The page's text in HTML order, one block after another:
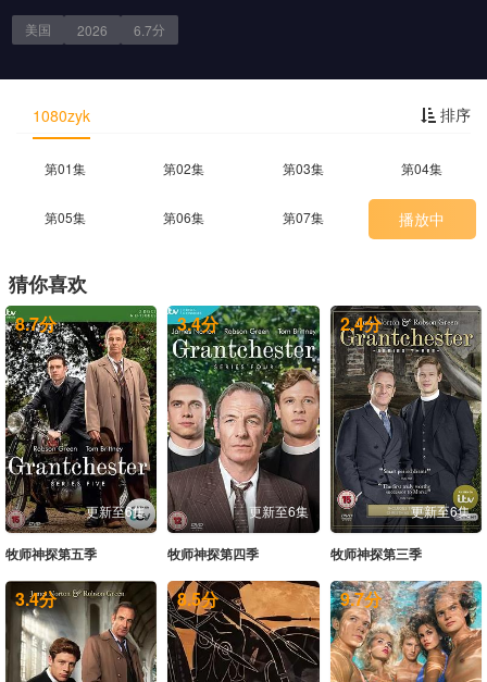
美国 2026 6.7分
剧情简介 排序
1080zyk
第01集 第02集 第03集 第04集
第05集 第06集 第07集 播放中
猜你喜欢
8.7分
更新至6集
牧师神探第五季
3.4分
更新至6集
牧师神探第四季
2.4分
更新至6集
牧师神探第三季
3.4分 8.5分 9.7分